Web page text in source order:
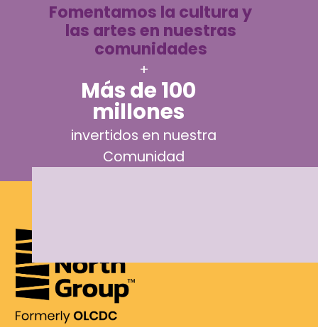
Fomentamos la cultura y
las artes en nuestras
comunidades
+
Más de 100
millones
invertidos en nuestra
Comunidad